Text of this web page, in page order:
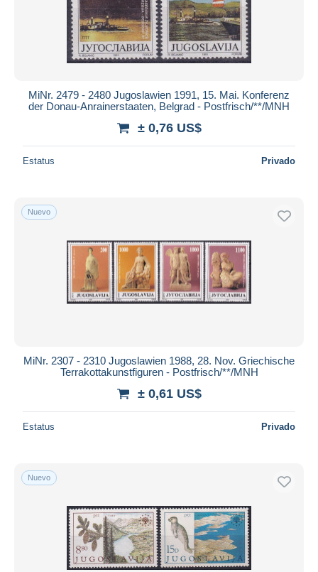
MiNr. 2479 - 2480 Jugoslawien 1991, 15. Mai. Konferenz
der Donau-Anrainerstaaten, Belgrad - Postfrisch/**/MNH
± 0,76 US$
Estatus Privado
Nuevo
MiNr. 2307 - 2310 Jugoslawien 1988, 28. Nov. Griechische
Terrakottakunstfiguren - Postfrisch/**/MNH
± 0,61 US$
Estatus Privado
Nuevo